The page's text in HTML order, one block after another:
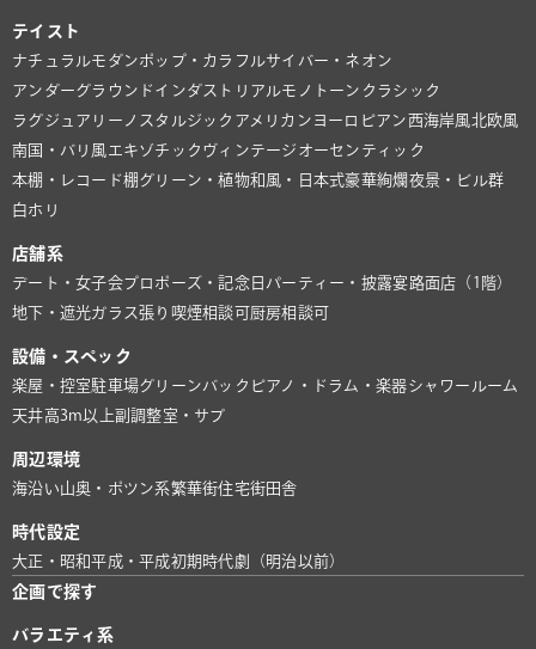
テイスト
ナチュラルモダンポップ・カラフルサイバー・ネオン
アンダーグラウンド インダストリアルモノトーン クラシック
ラグジュアリー ノスタルジック アメリカン ヨーロピアン 西海岸風北欧風
南国・バリ風 エキゾチック ヴィンテージ オーセンティック
本棚・レコード棚グリーン・植物和風・日本式豪華絢爛夜景・ビル群
白ホリ
店舗系
デート・女子会プロポーズ・記念日 パーティー・披露宴路面店（1階）
地下・遮光ガラス張り 喫煙相談可 厨房相談可
設備・スペック
楽屋・控室駐車場グリーンバック ピアノ・ドラム・楽器シャワールーム
天井高3m以上副調整室・サブ
周辺環境
海沿い山奥・ポツン系繁華街住宅街田舎
時代設定
大正・昭和平成・平成初期時代劇（明治以前）
企画で探す
バラエティ系